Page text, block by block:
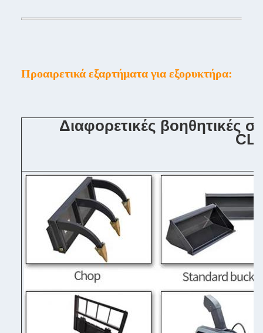
Προαιρετικά εξαρτήματα για εξορυκτήρα:
Διαφορετικές βοηθητικές